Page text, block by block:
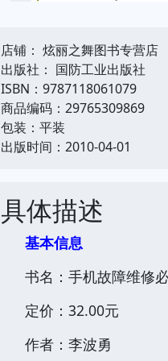
店铺： 炫丽之舞图书专营店
出版社： 国防工业出版社
ISBN：9787118061079
商品编码：29765309869
包装：平装
出版时间：2010-04-01
具体描述
基本信息
书名：手机故障维修
定价：32.00元
作者：李波勇